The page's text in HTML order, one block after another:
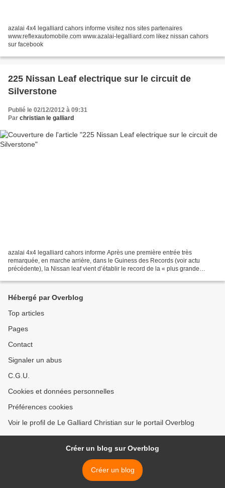
azalai 4x4 legalliard cahors informe visitez nos sites partenaires
www.reflexautomobile.com www.azalai-legalliard.com likez nissan cahors
sur facebook
225 Nissan Leaf electrique sur le circuit de
Silverstone
Publié le 02/12/2012 à 09:31
Par christian le galliard
azalai 4x4 legalliard cahors informe Après une première entrée très
remarquée, en marche arrière, dans le Guiness des Records (voir actu
précédente), la Nissan leaf vient d’établir le record de la « plus grande
Hébergé par Overblog
Top articles
Pages
Contact
Signaler un abus
C.G.U.
Cookies et données personnelles
Préférences cookies
Voir le profil de Le Galliard Christian sur le portail Overblog
Créer un blog sur Overblog
Créer un blog